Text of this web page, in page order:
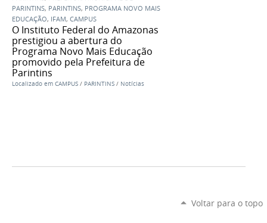
PARINTINS, PARINTINS, PROGRAMA NOVO MAIS
EDUCAÇÃO, IFAM, CAMPUS
O Instituto Federal do Amazonas
prestigiou a abertura do
Programa Novo Mais Educação
promovido pela Prefeitura de
Parintins
Localizado em CAMPUS / PARINTINS / Notícias
Voltar para o topo